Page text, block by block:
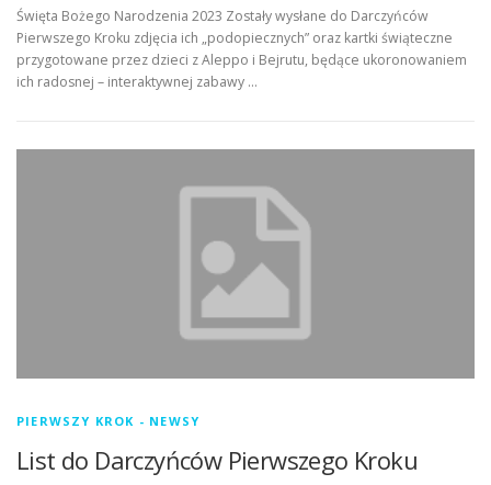
Święta Bożego Narodzenia 2023 Zostały wysłane do Darczyńców
Pierwszego Kroku zdjęcia ich „podopiecznych” oraz kartki świąteczne
przygotowane przez dzieci z Aleppo i Bejrutu, będące ukoronowaniem
ich radosnej – interaktywnej zabawy …
PIERWSZY KROK - NEWSY
List do Darczyńców Pierwszego Kroku